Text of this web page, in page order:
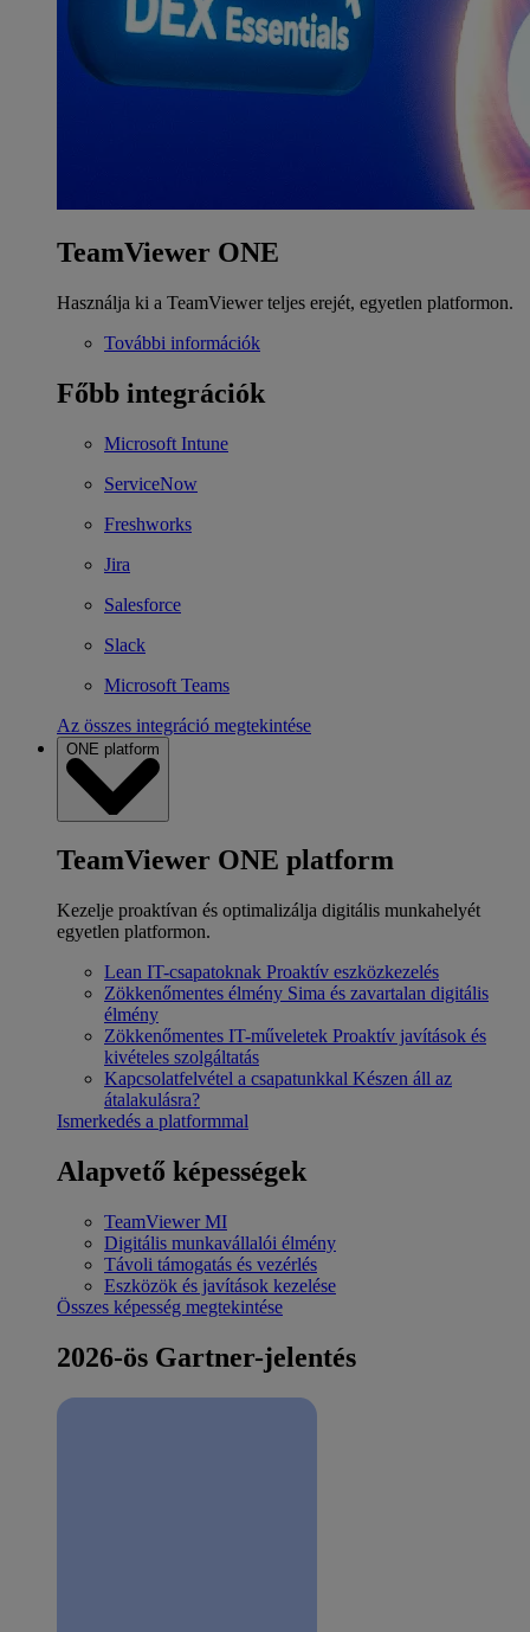
TeamViewer ONE
Használja ki a TeamViewer teljes erejét, egyetlen platformon.
További információk
Főbb integrációk
Microsoft Intune
ServiceNow
Freshworks
Jira
Salesforce
Slack
Microsoft Teams
Az összes integráció megtekintése
ONE platform
TeamViewer ONE platform
Kezelje proaktívan és optimalizálja digitális munkahelyét
egyetlen platformon.
Lean IT-csapatoknak Proaktív eszközkezelés
Zökkenőmentes élmény Sima és zavartalan digitális
élmény
Zökkenőmentes IT-műveletek Proaktív javítások és
kivételes szolgáltatás
Kapcsolatfelvétel a csapatunkkal Készen áll az
átalakulásra?
Ismerkedés a platformmal
Alapvető képességek
TeamViewer MI
Digitális munkavállalói élmény
Távoli támogatás és vezérlés
Eszközök és javítások kezelése
Összes képesség megtekintése
2026-ös Gartner-jelentés